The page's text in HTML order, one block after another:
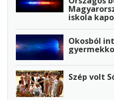
iskola
Okosból
Szép volt